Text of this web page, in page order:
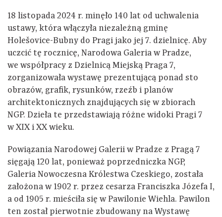
18 listopada 2024 r. minęło 140 lat od uchwalenia
ustawy, która włączyła niezależną gminę
Holešovice-Bubny do Pragi jako jej 7. dzielnicę. Aby
uczcić tę rocznicę, Narodowa Galeria w Pradze,
we współpracy z Dzielnicą Miejską Praga 7,
zorganizowała wystawę prezentującą ponad sto
obrazów, grafik, rysunków, rzeźb i planów
architektonicznych znajdujących się w zbiorach
NGP. Dzieła te przedstawiają różne widoki Pragi 7
w XIX i XX wieku.
Powiązania Narodowej Galerii w Pradze z Pragą 7
sięgają 120 lat, ponieważ poprzedniczka NGP,
Galeria Nowoczesna Królestwa Czeskiego, została
założona w 1902 r. przez cesarza Franciszka Józefa I,
a od 1905 r. mieściła się w Pawilonie Wiehla. Pawilon
ten został pierwotnie zbudowany na Wystawę